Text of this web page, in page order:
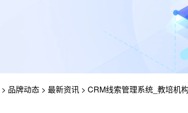
> 品牌动态 > 最新资讯 > CRM线索管理系统_教培机